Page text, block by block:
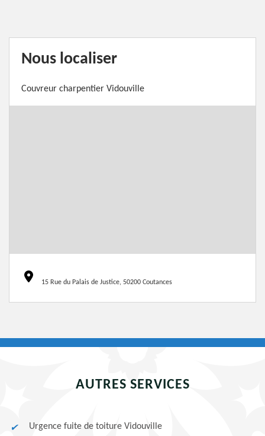
Nous localiser
Couvreur charpentier Vidouville
15 Rue du Palais de Justice, 50200 Coutances
AUTRES SERVICES
Urgence fuite de toiture Vidouville